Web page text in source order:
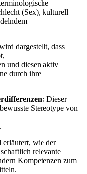
(Sex), kulturell
dargestellt, dass
und diesen aktiv
durch ihre
Dieser
Stereotype von
wie der
relevante
Kompetenzen zum